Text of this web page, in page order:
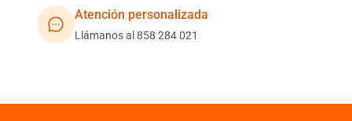
Atención personalizada
Llámanos al 858 284 021